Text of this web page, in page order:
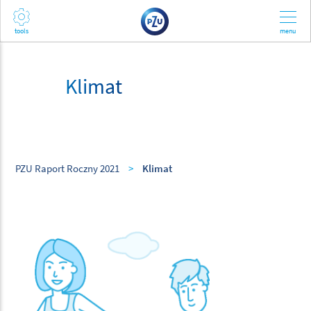
Klimat
PZU Raport Roczny 2021 > Klimat